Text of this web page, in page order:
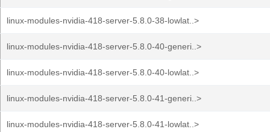
linux-modules-nvidia-418-server-5.8.0-38-lowlat..>
linux-modules-nvidia-418-server-5.8.0-40-generi..>
linux-modules-nvidia-418-server-5.8.0-40-lowlat..>
linux-modules-nvidia-418-server-5.8.0-41-generi..>
linux-modules-nvidia-418-server-5.8.0-41-lowlat..>